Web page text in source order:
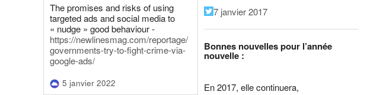
The promises and risks of using
targeted ads and social media to
« nudge » good behaviour -
https://newlinesmag.com/reportage/
governments-try-to-fight-crime-via-
google-ads/
5 janvier 2022
7 janvier 2017
Bonnes nouvelles pour l’année
nouvelle :
En 2017, elle continuera,